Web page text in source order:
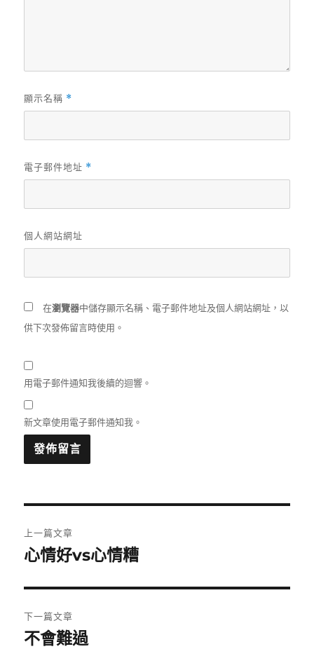
顯示名稱 *
電子郵件地址 *
個人網站網址
在瀏覽器中儲存顯示名稱、電子郵件地址及個人網站網址，以
供下次發佈留言時使用。
用電子郵件通知我後續的迴響。
新文章使用電子郵件通知我。
章
覽
上一篇文章
上
篇
文
章:
心情好vs心情糟
下一篇文章
下
不會難過